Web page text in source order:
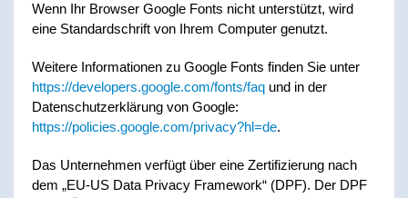
Wenn Ihr Browser Google Fonts nicht unterstützt, wird
eine Standardschrift von Ihrem Computer genutzt.
Weitere Informationen zu Google Fonts finden Sie unter
https://developers.google.com/fonts/faq und in der
Datenschutzerklärung von Google:
https://policies.google.com/privacy?hl=de.
Das Unternehmen verfügt über eine Zertifizierung nach
dem „EU-US Data Privacy Framework“ (DPF). Der DPF